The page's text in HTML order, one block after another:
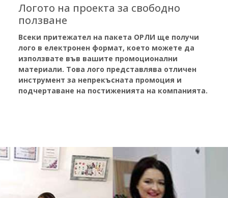
Логото на проекта за свободно
ползване
Всеки притежател на пакета ОРЛИ ще получи
лого в електронен формат, което можете да
използвате във вашите промоционални
материали. Това лого представлява отличен
инструмент за непрекъсната промоция и
подчертаване на постиженията на компанията.